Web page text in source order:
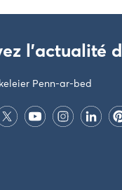
l'actualité
Penn-ar-bed